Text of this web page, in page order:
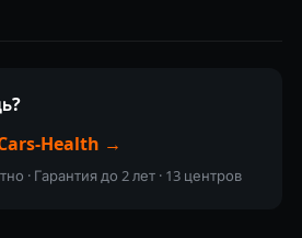
Health →
· Гарантия до 2 лет · 13 центров